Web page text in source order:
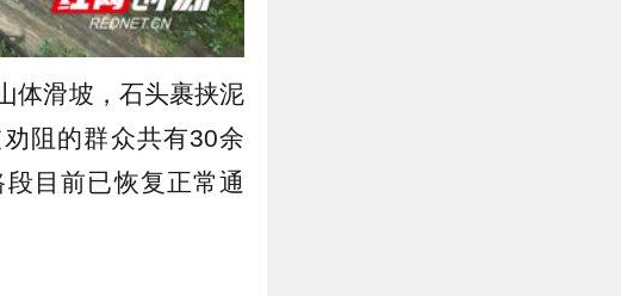
体滑坡，石头裹挟泥
阻的群众共有30余
目前已恢复正常通